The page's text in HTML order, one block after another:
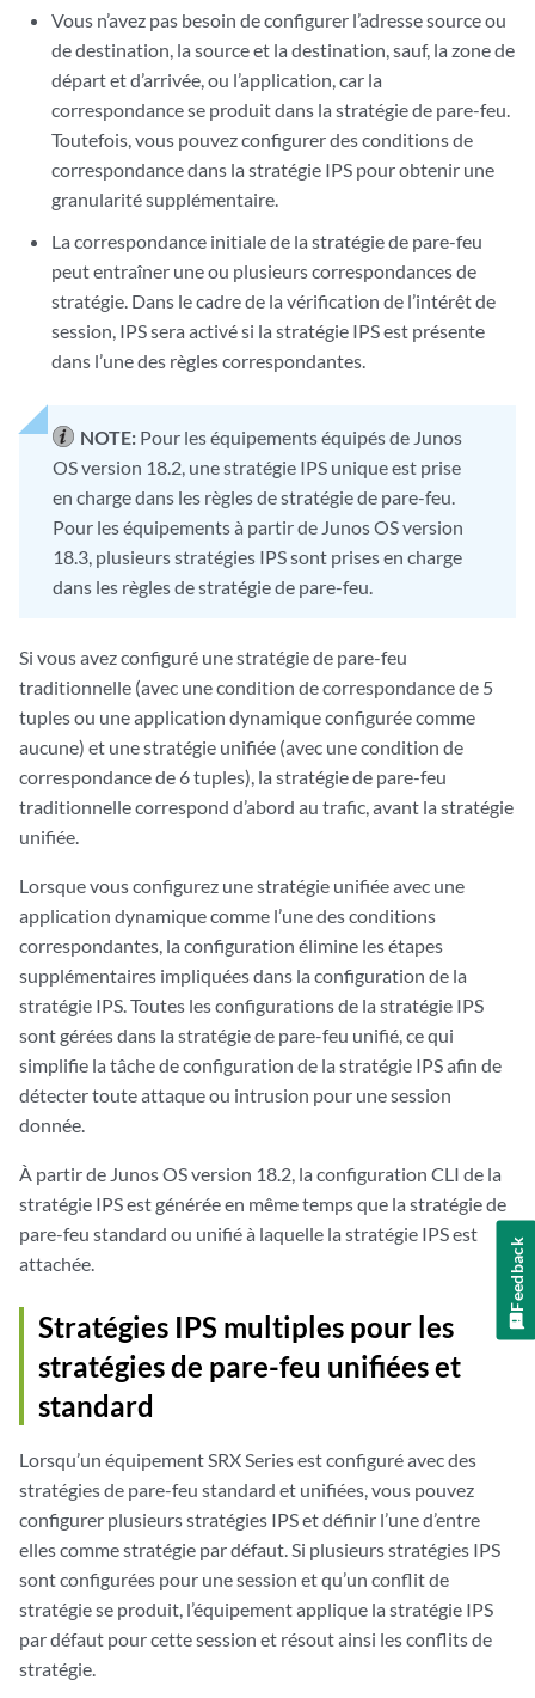
Vous n’avez pas besoin de configurer l’adresse source ou
de destination, la source et la destination, sauf, la zone de
départ et d’arrivée, ou l’application, car la
correspondance se produit dans la stratégie de pare-feu.
Toutefois, vous pouvez configurer des conditions de
correspondance dans la stratégie IPS pour obtenir une
granularité supplémentaire.
La correspondance initiale de la stratégie de pare-feu
peut entraîner une ou plusieurs correspondances de
stratégie. Dans le cadre de la vérification de l’intérêt de
session, IPS sera activé si la stratégie IPS est présente
dans l’une des règles correspondantes.
NOTE: Pour les équipements équipés de Junos
OS version 18.2, une stratégie IPS unique est prise
en charge dans les règles de stratégie de pare-feu.
Pour les équipements à partir de Junos OS version
18.3, plusieurs stratégies IPS sont prises en charge
dans les règles de stratégie de pare-feu.
Si vous avez configuré une stratégie de pare-feu
traditionnelle (avec une condition de correspondance de 5
tuples ou une application dynamique configurée comme
aucune) et une stratégie unifiée (avec une condition de
correspondance de 6 tuples), la stratégie de pare-feu
traditionnelle correspond d’abord au trafic, avant la stratégie
unifiée.
Lorsque vous configurez une stratégie unifiée avec une
application dynamique comme l’une des conditions
correspondantes, la configuration élimine les étapes
supplémentaires impliquées dans la configuration de la
stratégie IPS. Toutes les configurations de la stratégie IPS
sont gérées dans la stratégie de pare-feu unifié, ce qui
simplifie la tâche de configuration de la stratégie IPS afin de
détecter toute attaque ou intrusion pour une session
donnée.
À partir de Junos OS version 18.2, la configuration CLI de la
stratégie IPS est générée en même temps que la stratégie de
pare-feu standard ou unifié à laquelle la stratégie IPS est
attachée.
Stratégies IPS multiples pour les
stratégies de pare-feu unifiées et
standard
Lorsqu’un équipement SRX Series est configuré avec des
stratégies de pare-feu standard et unifiées, vous pouvez
configurer plusieurs stratégies IPS et définir l’une d’entre
elles comme stratégie par défaut. Si plusieurs stratégies IPS
sont configurées pour une session et qu’un conflit de
stratégie se produit, l’équipement applique la stratégie IPS
par défaut pour cette session et résout ainsi les conflits de
stratégie.
Feedback